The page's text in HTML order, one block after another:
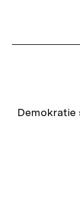
Zur
Demokratie